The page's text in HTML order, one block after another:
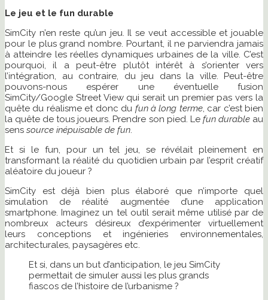
Le jeu et le fun durable
SimCity n’en reste qu’un jeu. Il se veut accessible et jouable
pour le plus grand nombre. Pourtant, il ne parviendra jamais
à atteindre les réelles dynamiques urbaines de la ville. C’est
pourquoi, il a peut-être plutôt intérêt à s’orienter vers
l’intégration, au contraire, du jeu dans la ville. Peut-être
pouvons-nous espérer une éventuelle fusion
SimCity/Google Street View qui serait un premier pas vers la
quête du réalisme et donc du fun à long terme, car c’est bien
la quête de tous joueurs. Prendre son pied. Le fun durableau
sens source inépuisable de fun.
Et si le fun, pour un tel jeu, se révélait pleinement en
transformant la réalité du quotidien urbain par l’esprit créatif
aléatoire du joueur ?
SimCity est déjà bien plus élaboré que n’importe quel
simulation de réalité augmentée d’une application
smartphone. Imaginez un tel outil serait même utilisé par de
nombreux acteurs désireux d’expérimenter virtuellement
leurs conceptions et ingénieries environnementales,
architecturales, paysagères etc.
Et si, dans un but d’anticipation, le jeu SimCity
permettait de simuler aussi les plus grands
fiascos de l’histoire de l’urbanisme ?